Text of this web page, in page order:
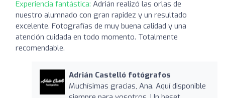
Experiencia fantástica: Adrián realizó las orlas de
nuestro alumnado con gran rapidez y un resultado
excelente. Fotografías de muy buena calidad y una
atención cuidada en todo momento. Totalmente
recomendable.
Adrián Castelló fotógrafos
Muchísimas gracias, Ana. Aquí disponible